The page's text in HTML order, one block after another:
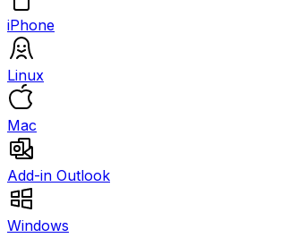
iPhone
Linux
Mac
Add-in Outlook
Windows